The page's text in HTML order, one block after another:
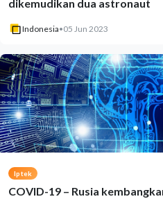
dikemudikan dua astronaut
Indonesia•05 Jun 2023
Iptek
COVID-19 – Rusia